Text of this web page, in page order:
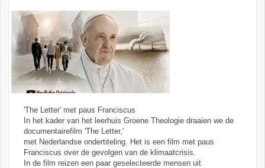
'The Letter' met paus Franciscus
In het kader van het leerhuis Groene Theologie draaien we de
documentairefilm 'The Letter,'
met Nederlandse ondertiteling. Het is een film met paus
Franciscus over de gevolgen van de klimaatcrisis.
In de film reizen een paar geselecteerde mensen uit